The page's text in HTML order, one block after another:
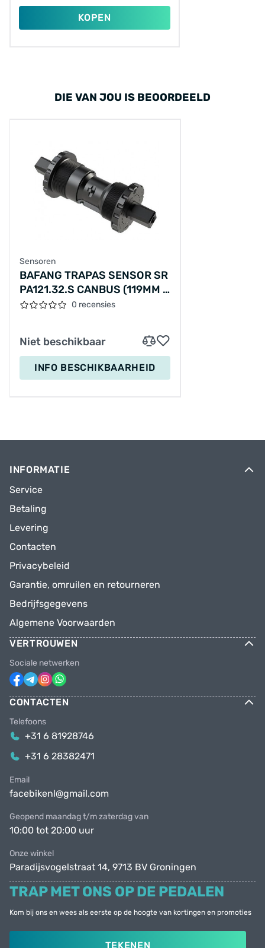
KOPEN
DIE VAN JOU IS BEOORDEELD
Sensoren
BAFANG TRAPAS SENSOR SR
PA121.32.S CANBUS (119MM |
68BB)
0 recensies
Niet beschikbaar
INFO BESCHIKBAARHEID
INFORMATIE
Service
Betaling
Levering
Contacten
Privacybeleid
Garantie, omruilen en retourneren
Bedrijfsgegevens
Algemene Voorwaarden
VERTROUWEN
Sociale netwerken
CONTACTEN
Telefoons
+31 6 81928746
+31 6 28382471
Email
facebikenl@gmail.com
Geopend maandag t/m zaterdag van
10:00 tot 20:00 uur
Onze winkel
Paradijsvogelstraat 14, 9713 BV Groningen
TRAP MET ONS OP DE PEDALEN
Kom bij ons en wees als eerste op de hoogte van kortingen en promoties
TEKENEN